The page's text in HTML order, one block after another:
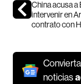
China acusa a
intervenir en
contrato con
noticias